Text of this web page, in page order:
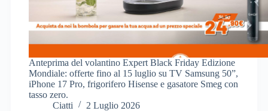
Anteprima del volantino Expert Black Friday Edizione
Mondiale: offerte fino al 15 luglio su TV Samsung 50”,
iPhone 17 Pro, frigorifero Hisense e gasatore Smeg con
tasso zero.
Ciatti
2 Luglio 2026